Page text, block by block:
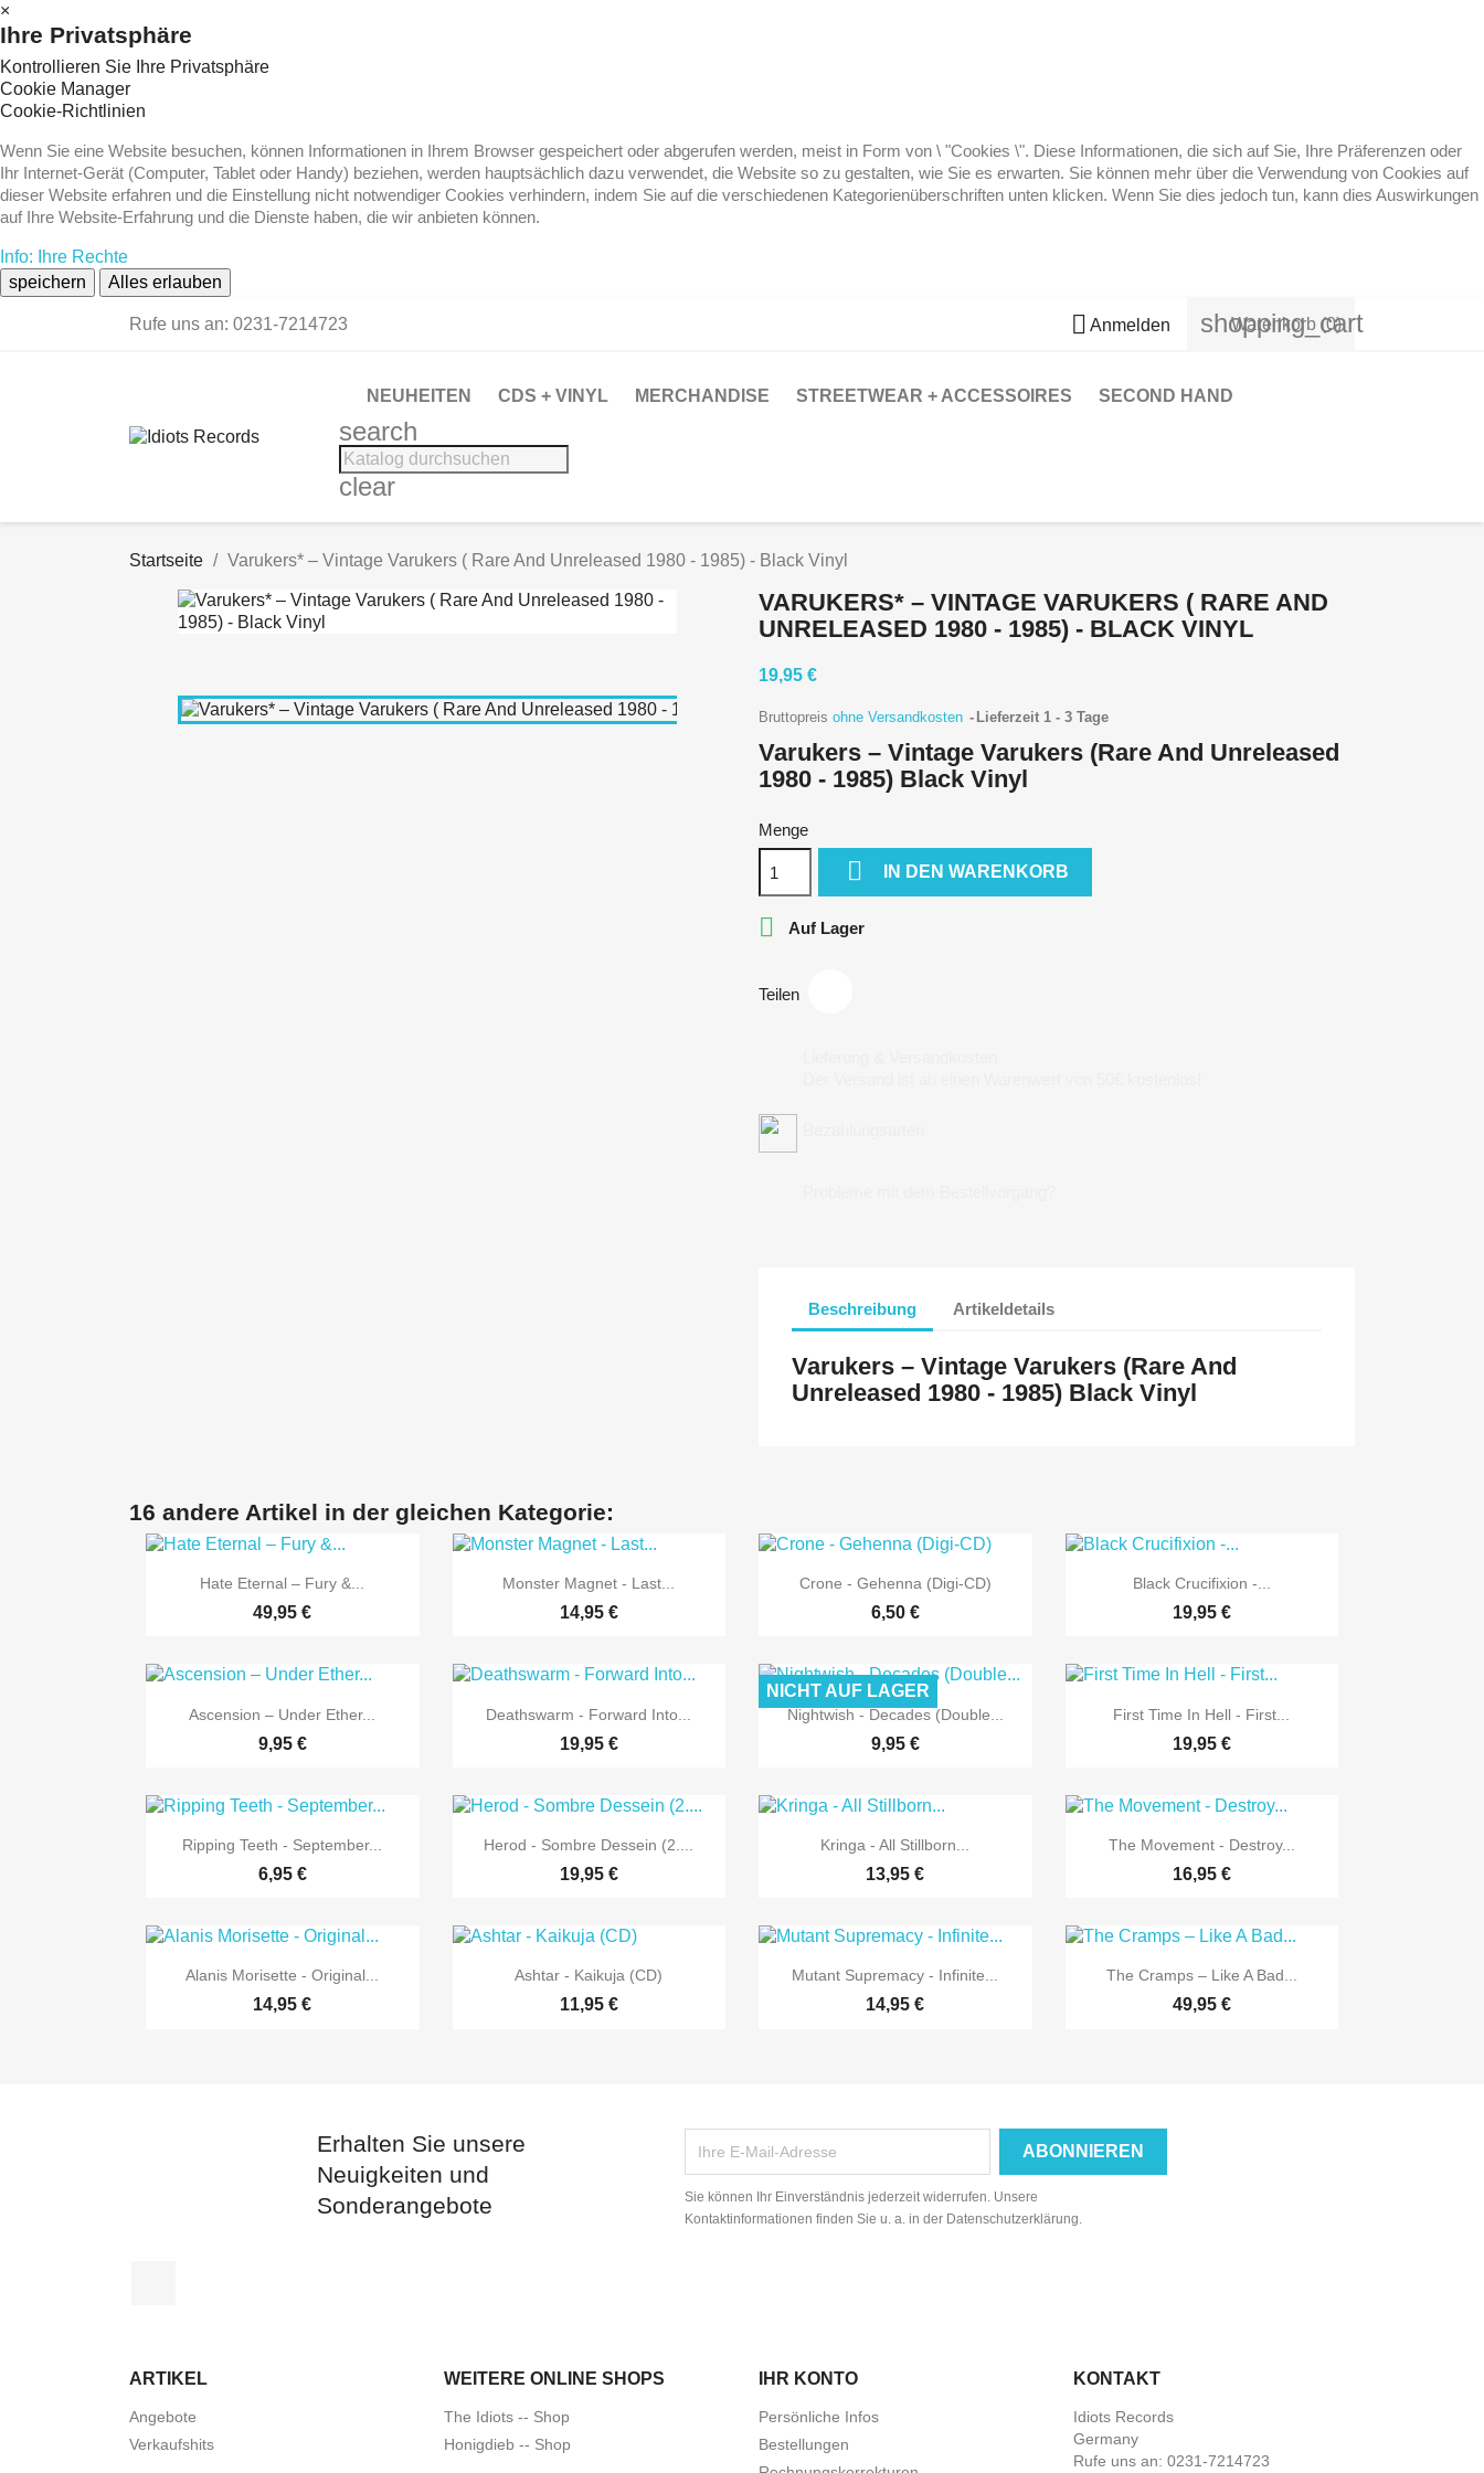
×
Ihre Privatsphäre
Kontrollieren Sie Ihre Privatsphäre
Cookie Manager
Cookie-Richtlinien
Wenn Sie eine Website besuchen, können Informationen in Ihrem Browser gespeichert oder abgerufen werden, meist in Form von \ "Cookies \". Diese Informationen, die sich auf Sie, Ihre Präferenzen oder
Ihr Internet-Gerät (Computer, Tablet oder Handy) beziehen, werden hauptsächlich dazu verwendet, die Website so zu gestalten, wie Sie es erwarten. Sie können mehr über die Verwendung von Cookies auf
dieser Website erfahren und die Einstellung nicht notwendiger Cookies verhindern, indem Sie auf die verschiedenen Kategorienüberschriften unten klicken. Wenn Sie dies jedoch tun, kann dies Auswirkungen
auf Ihre Website-Erfahrung und die Dienste haben, die wir anbieten können.
Info: Ihre Rechte
speichern
Alles erlauben
Rufe uns an: 0231-7214723  Anmelden shopping_cart
Warenkorb (0)
NEUHEITEN CDS + VINYL MERCHANDISE STREETWEAR + ACCESSOIRES SECOND HAND
search
clear
Startseite Varukers* – Vintage Varukers ( Rare And Unreleased 1980 - 1985) - Black Vinyl
VARUKERS* – VINTAGE VARUKERS ( RARE AND
UNRELEASED 1980 - 1985) - BLACK VINYL
19,95 €
Bruttopreis ohne Versandkosten Lieferzeit 1 - 3 Tage
Varukers – Vintage Varukers (Rare And Unreleased
1980 - 1985) Black Vinyl
Menge
 IN DEN WARENKORB
 Auf Lager
Teilen
Beschreibung Artikeldetails
Varukers – Vintage Varukers (Rare And
Unreleased 1980 - 1985) Black Vinyl
16 andere Artikel in der gleichen Kategorie:
 Vorschau
Hate Eternal ‎– Fury &...
49,95 €
 Vorschau
Monster Magnet - Last...
14,95 €
 Vorschau
Crone - Gehenna (Digi-CD)
6,50 €
 Vorschau
Black Crucifixion -...
19,95 €
 Vorschau
Ascension ‎– Under Ether...
9,95 €
 Vorschau
Deathswarm - Forward Into...
19,95 €
 Vorschau
Nightwish - Decades (Double...
9,95 €
NICHT AUF LAGER
 Vorschau
First Time In Hell - First...
19,95 €
 Vorschau
Ripping Teeth - September...
6,95 €
 Vorschau
Herod - Sombre Dessein (2....
19,95 €
 Vorschau
Kringa - All Stillborn...
13,95 €
 Vorschau
The Movement - Destroy...
16,95 €
 Vorschau
Alanis Morisette - Original...
14,95 €
 Vorschau
Ashtar - Kaikuja (CD)
11,95 €
 Vorschau
Mutant Supremacy - Infinite...
14,95 €
 Vorschau
The Cramps ‎– Like A Bad...
49,95 €
Erhalten Sie unsere
Neuigkeiten und
Sonderangebote
Sie können Ihr Einverständnis jederzeit widerrufen. Unsere
Kontaktinformationen finden Sie u. a. in der Datenschutzerklärung.
ARTIKEL
Angebote
Verkaufshits
WEITERE ONLINE SHOPS
The Idiots -- Shop
Honigdieb -- Shop
IHR KONTO
Persönliche Infos
Bestellungen
KONTAKT
Idiots Records
Germany
Rufe uns an: 0231-7214723